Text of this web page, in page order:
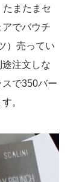
またまセ
でバウチ
）売ってい
注文しな
で350バー
。